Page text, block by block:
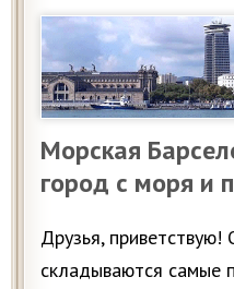
Морская
город с моря и
Друзья, приветствую!
складываются самые